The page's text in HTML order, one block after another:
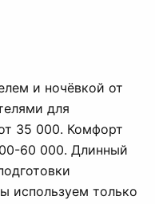
и ночёвкой от
для
35 000. Комфорт
60 000. Длинный
используем только